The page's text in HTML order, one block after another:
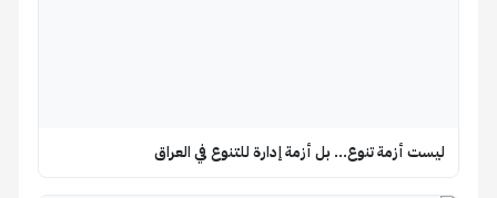
ليست أزمة تنوع… بل أزمة إدارة للتنوع في العراق